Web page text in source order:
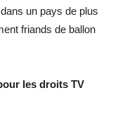
un pays de plus
friands de ballon
les droits TV